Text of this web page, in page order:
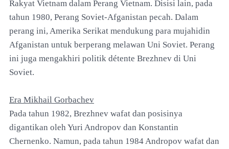
Rakyat Vietnam dalam Perang Vietnam. Disisi lain, pada
tahun 1980, Perang Soviet-Afganistan pecah. Dalam
perang ini, Amerika Serikat mendukung para mujahidin
Afganistan untuk berperang melawan Uni Soviet. Perang
ini juga mengakhiri politik détente Brezhnev di Uni
Soviet.
Era Mikhail Gorbachev
Pada tahun 1982, Brezhnev wafat dan posisinya
digantikan oleh Yuri Andropov dan Konstantin
Chernenko. Namun, pada tahun 1984 Andropov wafat dan